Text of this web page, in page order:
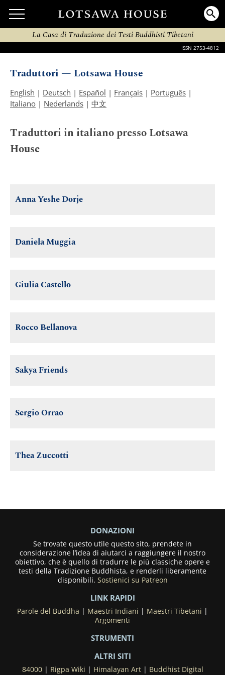
La Casa di Traduzione dei Testi Buddhisti Tibetani
ISSN 2753-4812
Traduttori — Lotsawa House
English | Deutsch | Español | Français | Português |
Italiano | Nederlands | 中文
Traduttori in italiano presso Lotsawa
House
Anna Yeshe Dorje
Daniela Muggia
Giulia Castello
Rocco Bellanova
Sakya Friends
Sergio Orrao
Thea Zuccotti
DONAZIONI
Se trovate questo utile questo sito, prendete in
considerazione l’idea di aiutarci a raggiungere il nostro
obiettivo, che è quello di tradurre le più classiche opere e
testi della Tradizione Buddhista, e renderli liberamente
disponibili. Sostienici su Patreon
LINK RAPIDI
Parole del Buddha | Maestri Indiani | Maestri Tibetani |
Argomenti
STRUMENTI
ALTRI SITI
84000| Rigpa Wiki | Himalayan Art| Buddhist Digital